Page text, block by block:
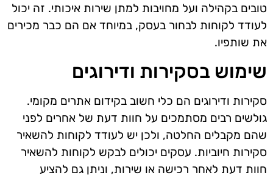
טובים בקהילה ועל מחויבות למתן שירות איכותי. זה יכול
לעודד לקוחות לבחור בעסק, במיוחד אם הם כבר מכירים
את שותפיו.
שימוש בסקירות ודירוגים
סקירות ודירוגים הם כלי חשוב בקידום אתרים מקומי.
גולשים רבים מסתמכים על חוות דעת של אחרים לפני
שהם מקבלים החלטה, ולכן יש לעודד לקוחות להשאיר
סקירות חיוביות. עסקים יכולים לבקש לקוחות להשאיר
חוות דעת לאחר רכישה או שירות, וניתן גם להציע